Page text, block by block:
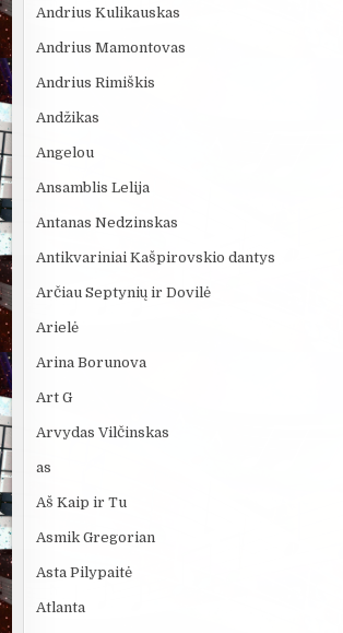
Andrius Kulikauskas
Andrius Mamontovas
Andrius Rimiškis
Andžikas
Angelou
Ansamblis Lelija
Antanas Nedzinskas
Antikvariniai Kašpirovskio dantys
Arčiau Septynių ir Dovilė
Arielė
Arina Borunova
Art G
Arvydas Vilčinskas
as
Aš Kaip ir Tu
Asmik Gregorian
Asta Pilypaitė
Atlanta